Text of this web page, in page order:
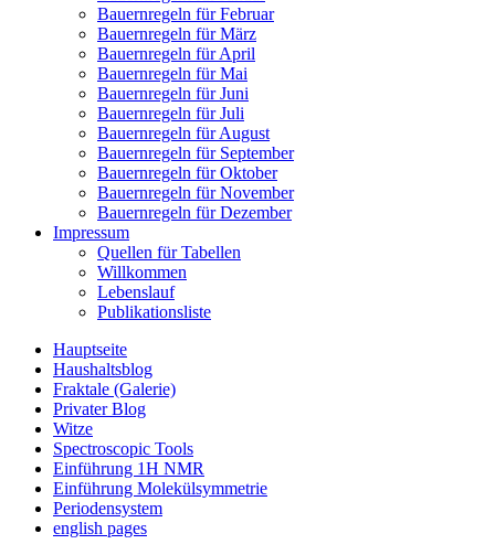
Bauernregeln für Februar
Bauernregeln für März
Bauernregeln für April
Bauernregeln für Mai
Bauernregeln für Juni
Bauernregeln für Juli
Bauernregeln für August
Bauernregeln für September
Bauernregeln für Oktober
Bauernregeln für November
Bauernregeln für Dezember
Impressum
Quellen für Tabellen
Willkommen
Lebenslauf
Publikationsliste
Hauptseite
Haushaltsblog
Fraktale (Galerie)
Privater Blog
Witze
Spectroscopic Tools
Einführung 1H NMR
Einführung Molekülsymmetrie
Periodensystem
english pages